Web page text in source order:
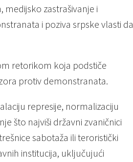
medijsko zastrašivanje i
i poziva srpske vlasti da
retorikom koja podstiče
protiv demonstranata.
represije, normalizaciju
što najviši državni zvaničnici
sabotaža ili teroristički
institucija, uključujući